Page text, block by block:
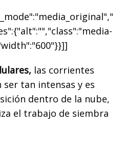
las corrientes
ser tan intensas y es
dentro de la nube,
el trabajo de siembra